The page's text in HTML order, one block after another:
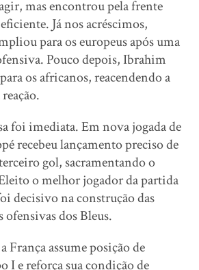
mas encontrou pela frente
Já nos acréscimos,
para os europeus após uma
Pouco depois, Ibrahim
os africanos, reacendendo a
foi imediata. Em nova jogada de
recebeu lançamento preciso de
gol, sacramentando o
o melhor jogador da partida
decisivo na construção das
dos Bleus.
França assume posição de
I e reforça sua condição de